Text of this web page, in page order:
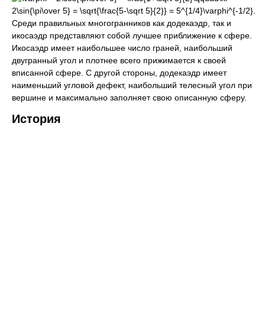
Среди правильных многогранников как додекаэдр, так и
икосаэдр представляют собой лучшее приближение к сфере.
Икосаэдр имеет наибольшее число граней, наибольший
двугранный угол и плотнее всего прижимается к своей
вписанной сфере. С другой стороны, додекаэдр имеет
наименьший угловой дефект, наибольший телесный угол при
вершине и максимально заполняет свою описанную сферу.
История